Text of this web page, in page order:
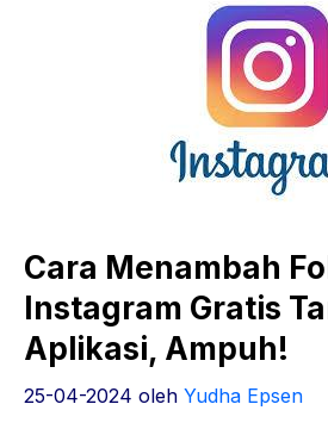
Cara Menambah
Instagram Gratis
Aplikasi, Ampuh!
25-04-2024 oleh Yudha Epsen